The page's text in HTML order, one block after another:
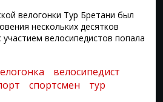
велогонки Тур Бретани был
нескольких десятков
велосипедистов попала
велосипедист
спортсмен
тур